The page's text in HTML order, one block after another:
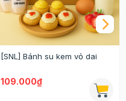
[SNL] Bánh su kem vỏ dai
109.000₫